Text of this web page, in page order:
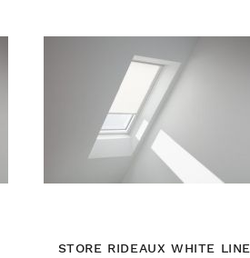
STORE RIDEAUX WHITE LINE